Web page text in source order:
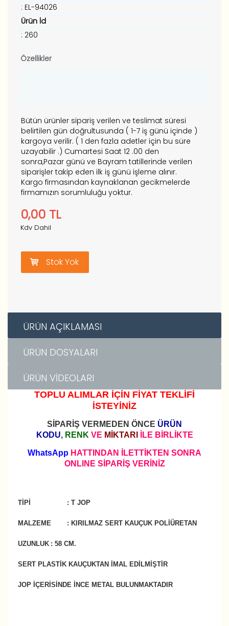
: EL-94026
Ürün İd
: 260
Özellikler
Bütün ürünler sipariş verilen ve teslimat süresi
belirtilen gün doğrultusunda ( 1-7 iş günü içinde )
kargoya verilir. ( 1 den fazla adetler için bu süre
uzayabilir .) Cumartesi Saat 12 .00 den
sonra,Pazar günü ve Bayram tatillerinde verilen
siparişler takip eden ilk iş günü işleme alınır.
Kargo firmasından kaynaklanan gecikmelerde
firmamızın sorumluluğu yoktur.
0,00 TL
Kdv Dahil
Stok Yok
ÜRÜN AÇIKLAMASI
ÜRÜN DOSYALARI
ÜRÜN VIDEOLARI
TOPLU ALIMLAR İÇİN FİYAT TEKLİFİ
İSTEYİNİZ
SİPARİŞ VERMEDEN ÖNCE ÜRÜN
KODU, RENK VE MİKTARI İLE BİRLİKTE
WhatsApp HATTINDAN İLETTİKTEN SONRA
ONLINE SİPARİŞ VERİNİZ
TİPİ : T JOP
MALZEME : KIRILMAZ SERT KAUÇUK POLİÜRETAN
UZUNLUK : 58 CM.
SERT PLASTİK KAUÇUKTAN İMAL EDİLMİŞTİR
JOP İÇERİSİNDE İNCE METAL BULUNMAKTADIR